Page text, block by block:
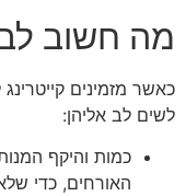
מה חשוב
כאשר מזמינים
לשים לב אליהן:
כמות והיקף
האורחים, כדי